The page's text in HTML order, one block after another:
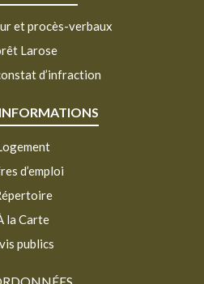
et procès-verbaux
Larose
d’infraction
INFORMATIONS
d’emploi
la Carte
publics